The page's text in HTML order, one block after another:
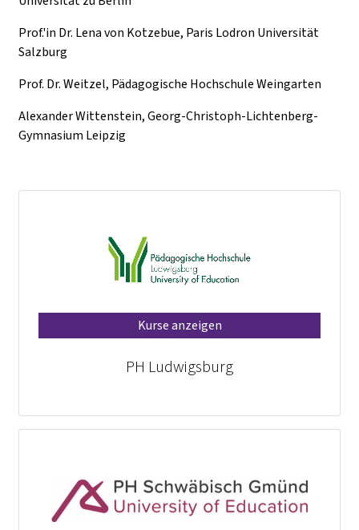
Prof.'in Dr. Lena von Kotzebue, Paris Lodron Universität
Salzburg
Prof. Dr. Weitzel, Pädagogische Hochschule Weingarten
Alexander Wittenstein, Georg-Christoph-Lichtenberg-
Gymnasium Leipzig
Kurse anzeigen
PH Ludwigsburg